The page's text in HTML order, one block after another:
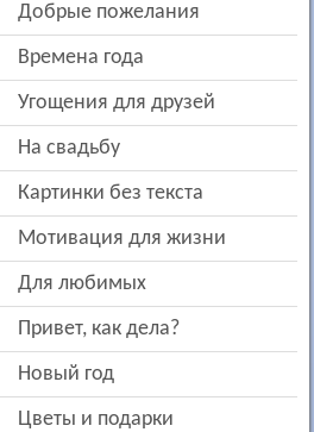
добрые пожелания
времена года
угощения для друзей
на свадьбу
картинки без текста
мотивация для жизни
для любимых
привет, как дела?
новый год
цветы и подарки